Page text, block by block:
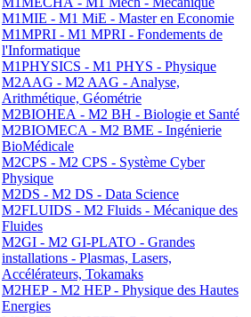
M1MIE - M1 MiE - Master en Economie
M1MPRI - M1 MPRI - Fondements de
l'Informatique
M1PHYSICS - M1 PHYS - Physique
M2AAG - M2 AAG - Analyse,
Arithmétique, Géométrie
M2BIOHEA - M2 BH - Biologie et Santé
M2BIOMECA - M2 BME - Ingénierie
BioMédicale
M2CPS - M2 CPS - Système Cyber
Physique
M2DS - M2 DS - Data Science
M2FLUIDS - M2 Fluids - Mécanique des
Fluides
M2GI - M2 GI-PLATO - Grandes
installations - Plasmas, Lasers,
Accélérateurs, Tokamaks
M2HEP - M2 HEP - Physique des Hautes
Energies